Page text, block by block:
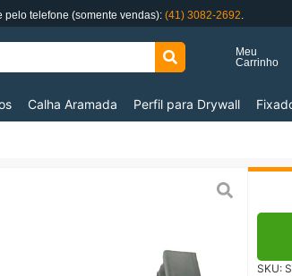
pelo telefone (somente vendas): (41) 3082-2692
Meu
Carrinho
Calha Aramada Perfil para Drywall
SKU: